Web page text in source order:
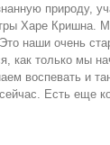
природу,
Харе Кришна.
наши очень
как только мы
воспевать и
Есть еще